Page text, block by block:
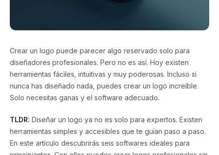
Crear un logo puede parecer algo reservado solo para
diseñadores profesionales. Pero no es así. Hoy existen
herramientas fáciles, intuitivas y muy poderosas. Incluso si
nunca has diseñado nada, puedes crear un logo increíble.
Solo necesitas ganas y el software adecuado.
TLDR: Diseñar un logo ya no es solo para expertos. Existen
herramientas simples y accesibles que te guían paso a paso.
En este artículo descubrirás seis softwares ideales para